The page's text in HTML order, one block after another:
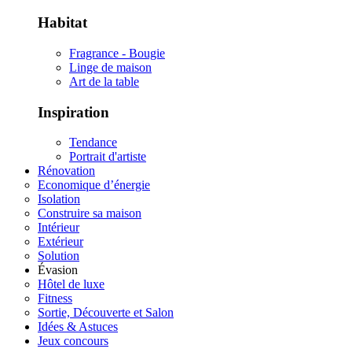
Habitat
Fragrance - Bougie
Linge de maison
Art de la table
Inspiration
Tendance
Portrait d'artiste
Rénovation
Economique d’énergie
Isolation
Construire sa maison
Intérieur
Extérieur
Solution
Évasion
Hôtel de luxe
Fitness
Sortie, Découverte et Salon
Idées & Astuces
Jeux concours